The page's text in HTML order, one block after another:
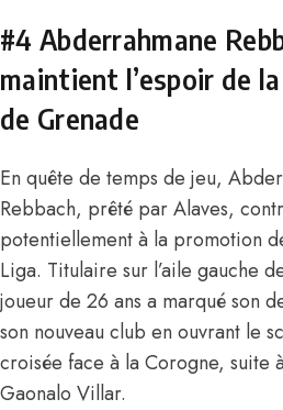
#4 Abderrahmane
maintient l’espoir de
de Grenade
En quête de temps de jeu,
Rebbach, prêté par Alaves,
potentiellement à la promotion
Liga. Titulaire sur l’aile gauche
joueur de 26 ans a marqué son
son nouveau club en ouvrant le
croisée face à la Corogne, suite
Gaonalo Villar.